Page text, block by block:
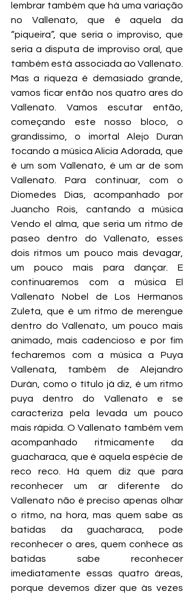
lembrar também que há uma variação
no Vallenato, que é aquela da
“piqueira”, que seria o improviso, que
seria a disputa de improviso oral, que
também está associada ao Vallenato.
Mas a riqueza é demasiado grande,
vamos ficar então nos quatro ares do
Vallenato. Vamos escutar então,
começando este nosso bloco, o
grandíssimo, o imortal Alejo Duran
tocando a música Alicia Adorada, que
é um som Vallenato, é um ar de som
Vallenato. Para continuar, com o
Diomedes Dias, acompanhado por
Juancho Rois, cantando a música
Vendo el alma, que seria um ritmo de
paseo dentro do Vallenato, esses
dois ritmos um pouco mais devagar,
um pouco mais para dançar. E
continuaremos com a música El
Vallenato Nobel de Los Hermanos
Zuleta, que é um ritmo de merengue
dentro do Vallenato, um pouco mais
animado, mais cadencioso e por fim
fecharemos com a música a Puya
Vallenata, também de Alejandro
Durán, como o título já diz, é um ritmo
puya dentro do Vallenato e se
caracteriza pela levada um pouco
mais rápida. O Vallenato também vem
acompanhado ritmicamente da
guacharaca, que é aquela espécie de
reco reco. Há quem diz que para
reconhecer um ar diferente do
Vallenato não é preciso apenas olhar
o ritmo, na hora, mas quem sabe as
batidas da guacharaca, pode
reconhecer o ares, quem conhece as
batidas sabe reconhecer
imediatamente essas quatro áreas,
porque devemos dizer que às vezes